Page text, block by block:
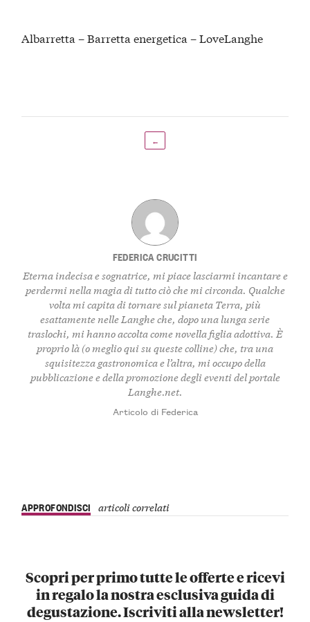
Albarretta – Barretta energetica – LoveLanghe
←
FEDERICA CRUCITTI
Eterna indecisa e sognatrice, mi piace lasciarmi incantare e
perdermi nella magia di tutto ciò che mi circonda. Qualche
volta mi capita di tornare sul pianeta Terra, più
esattamente nelle Langhe che, dopo una lunga serie
traslochi, mi hanno accolta come novella figlia adottiva. È
proprio là (o meglio qui su queste colline) che, tra una
squisitezza gastronomica e l’altra, mi occupo della
pubblicazione e della promozione degli eventi del portale
Langhe.net.
Articolo di Federica
APPROFONDISCI articoli correlati
Scopri per primo tutte le offerte e ricevi
in regalo la nostra esclusiva guida di
degustazione. Iscriviti alla newsletter!